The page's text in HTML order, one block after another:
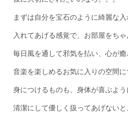
まずは自分を宝石のように綺麗な入
入れてあげる感覚で、お部屋をち
毎日風を通して邪気を払い、心が
音楽を楽しめるお気に入りの空間に
身につけるものも、身体が喜ぶよう
清潔にして優しく扱ってあげないと